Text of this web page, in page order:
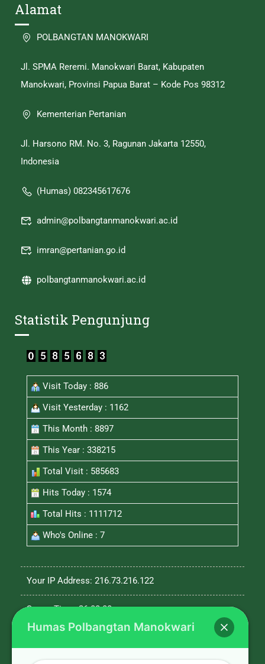
Alamat
POLBANGTAN MANOKWARI
Jl. SPMA Reremi. Manokwari Barat, Kabupaten
Manokwari, Provinsi Papua Barat – Kode Pos 98312
Kementerian Pertanian
Jl. Harsono RM. No. 3, Ragunan Jakarta 12550,
Indonesia
(Humas) 082345617676
admin@polbangtanmanokwari.ac.id
imran@pertanian.go.id
polbangtanmanokwari.ac.id
Statistik Pengunjung
Visit Today : 886
Visit Yesterday : 1162
This Month : 8897
This Year : 338215
Total Visit : 585683
Hits Today : 1574
Total Hits : 1111712
Who's Online : 7
Your IP Address: 216.73.216.122
Server Time: 26-08-08
Humas Polbangtan Manokwari